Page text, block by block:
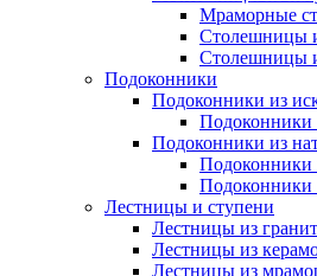
Мраморные
Столешницы
Столешницы
Подоконники
Подоконники из
Подоконники
Подоконники из
Подоконники
Подоконники
Лестницы и ступени
Лестницы из
Лестницы из
Лестницы из